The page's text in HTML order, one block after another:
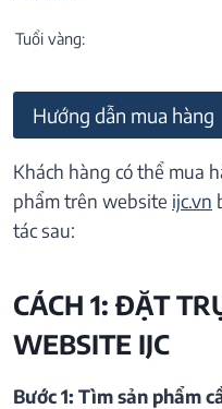
Tuổi vàng:
Hướng dẫn mua hàng
Khách hàng có thể mua
phẩm trên website ijc.vn
tác sau:
CÁCH 1: ĐẶT
WEBSITE IJC
Bước 1: Tìm sản phẩm